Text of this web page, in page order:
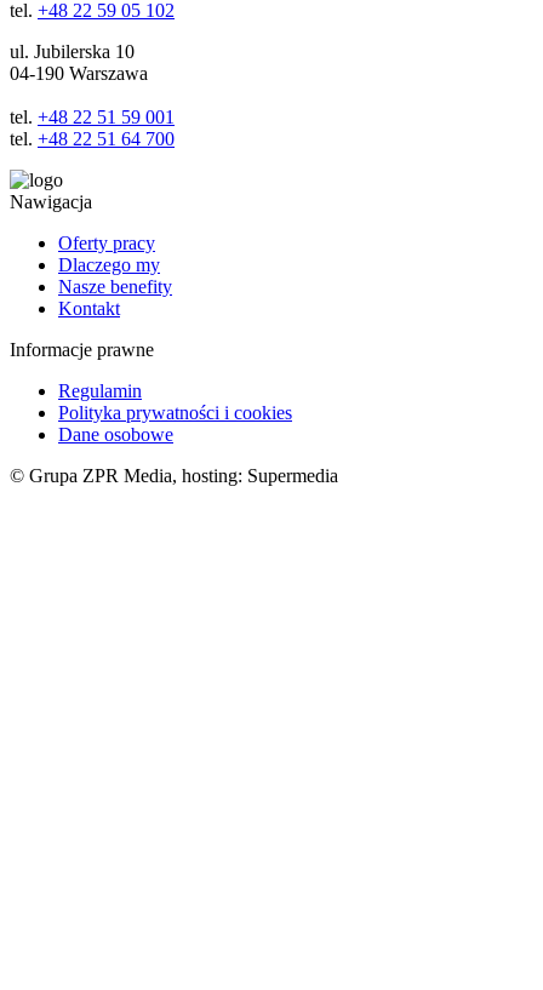
tel. +48 22 59 05 102
ul. Jubilerska 10
04-190 Warszawa
tel. +48 22 51 59 001
tel. +48 22 51 64 700
Nawigacja
Oferty pracy
Dlaczego my
Nasze benefity
Kontakt
Informacje prawne
Regulamin
Polityka prywatności i cookies
Dane osobowe
© Grupa ZPR Media, hosting: Supermedia